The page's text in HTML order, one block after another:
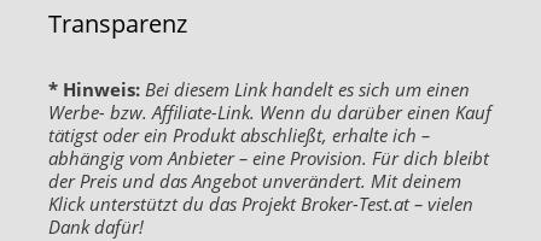
Transparenz
* Hinweis: Bei diesem Link handelt es sich um einen
Werbe- bzw. Affiliate-Link. Wenn du darüber einen Kauf
tätigst oder ein Produkt abschließt, erhalte ich –
abhängig vom Anbieter – eine Provision. Für dich bleibt
der Preis und das Angebot unverändert. Mit deinem
Klick unterstützt du das Projekt Broker-Test.at – vielen
Dank dafür!